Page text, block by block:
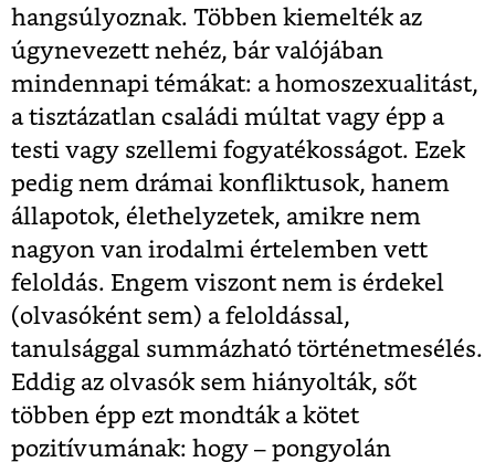
hangsúlyoznak. Többen kiemelték az
úgynevezett nehéz, bár valójában
mindennapi témákat: a homoszexualitást,
a tisztázatlan családi múltat vagy épp a
testi vagy szellemi fogyatékosságot. Ezek
pedig nem drámai konfliktusok, hanem
állapotok, élethelyzetek, amikre nem
nagyon van irodalmi értelemben vett
feloldás. Engem viszont nem is érdekel
(olvasóként sem) a feloldással,
tanulsággal summázható történetmesélés.
Eddig az olvasók sem hiányolták, sőt
többen épp ezt mondták a kötet
pozitívumának: hogy – pongyolán